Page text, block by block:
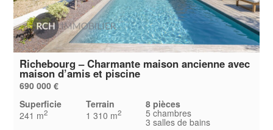
Richebourg – Charmante maison ancienne avec
maison d’amis et piscine
690 000 €
Superficie
241 m2
Terrain
1 310 m2
8 pièces
5 chambres
3 salles de bains